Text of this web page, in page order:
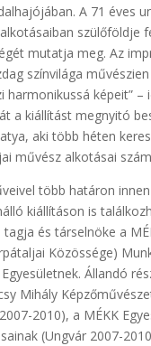
A 71 éves
szülőföldje
mutatja meg. Az
színvilága művészien
harmonikussá képeit” –
a kiállítást megnyitó
aki több héten
művész alkotásai
több határon
kiállításon is
és társelnöke a
Közössége)
Állandó
Mihály
2010), a MÉKK
(Ungvár 2007-